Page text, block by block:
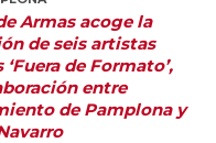
Armas acoge la
de seis artistas
‘Fuera de Formato’,
entre
de Pamplona y